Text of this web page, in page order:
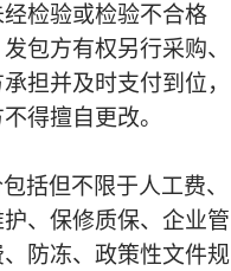
检验或检验不合格
包方有权另行采购、
担并及时支付到位，
得擅自更改。
括但不限于人工费、
、保修质保、企业管
防冻、政策性文件规